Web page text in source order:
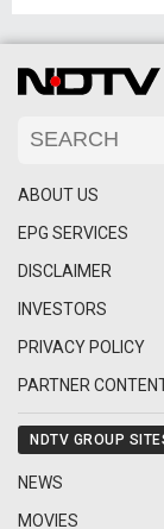
ABOUT US
EPG SERVICES
DISCLAIMER
INVESTORS
PRIVACY POLICY
PARTNER
NDTV GROUP
NEWS
MOVIES